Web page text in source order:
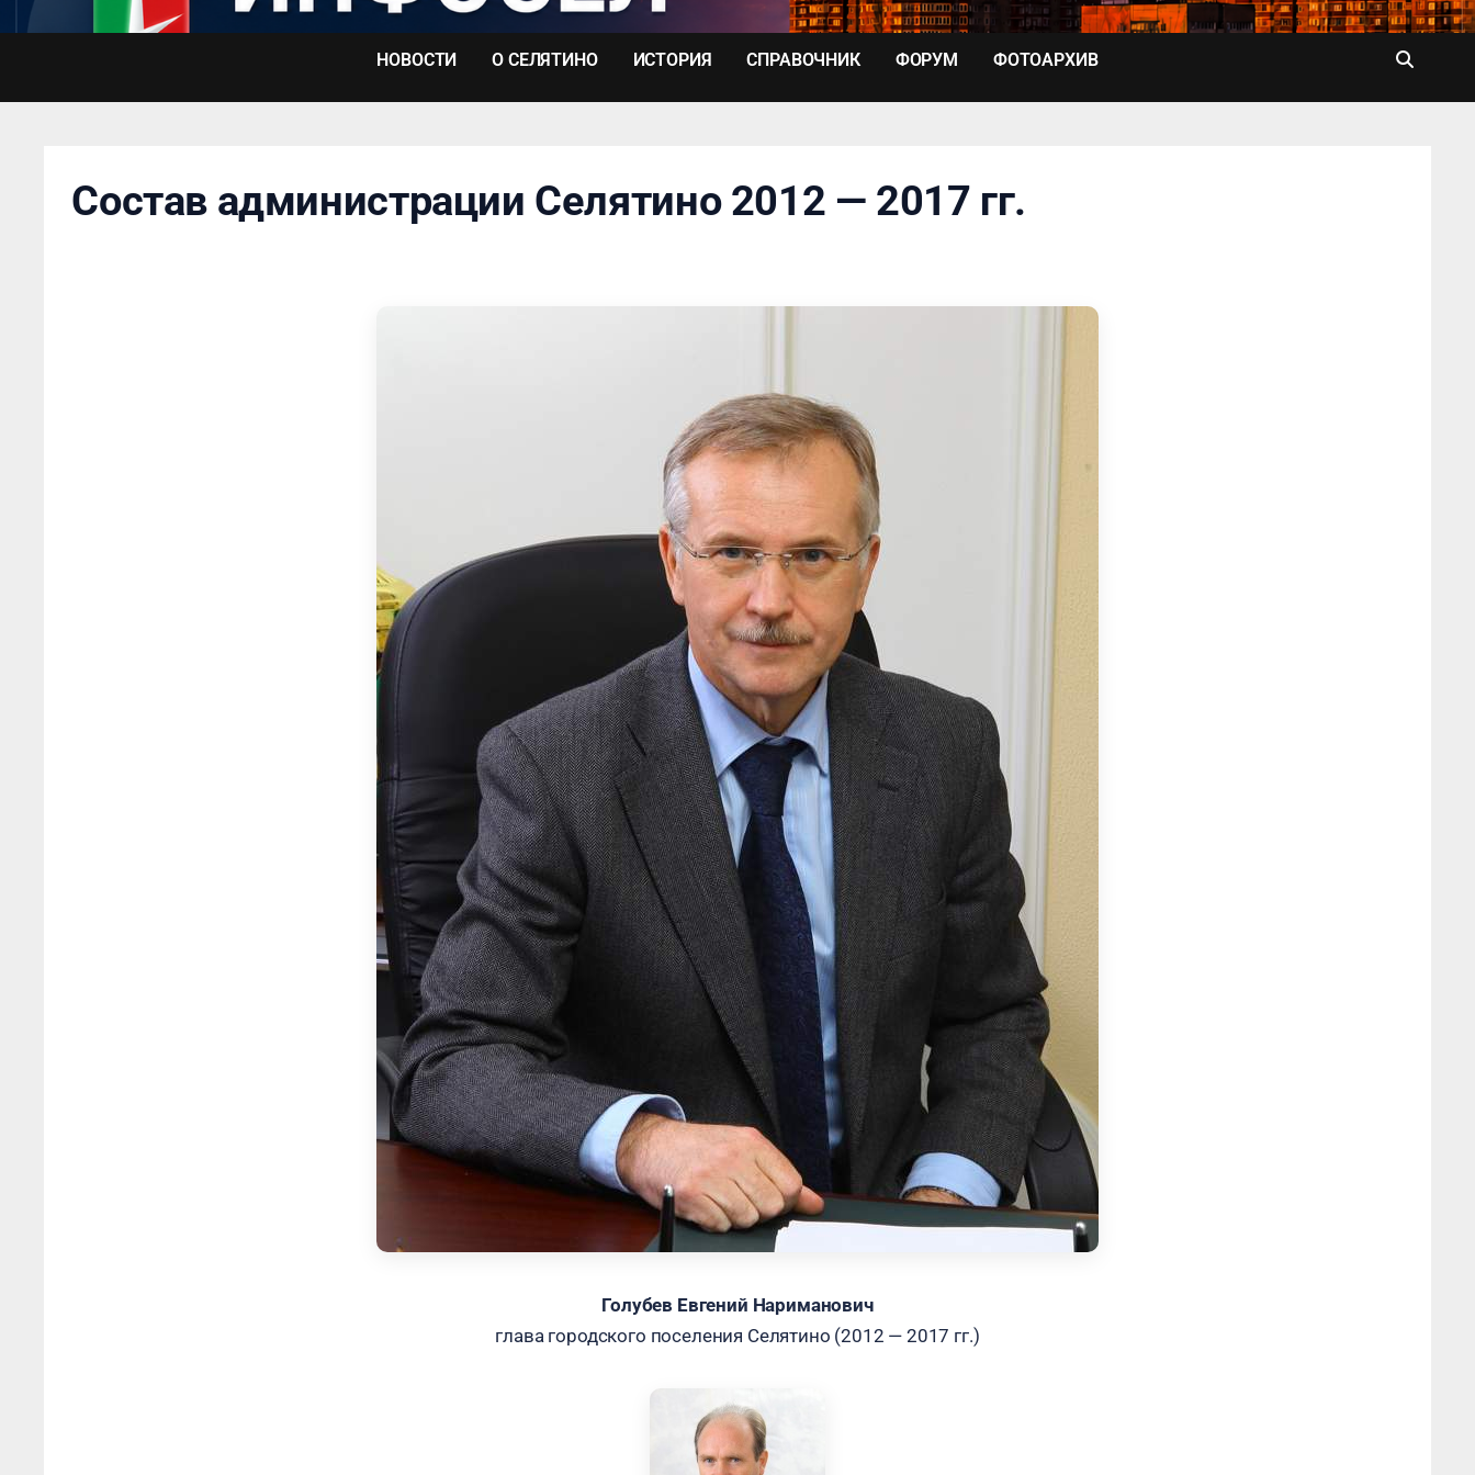
Перейти
НОВОСТИ О СЕЛЯТИНО ИСТОРИЯ СПРАВОЧНИК ФОРУМ ФОТОАРХИВ
Состав администрации Селятино 2012 — 2017 гг.
Голубев Евгений Нариманович
глава городского поселения Селятино (2012 — 2017 гг.)